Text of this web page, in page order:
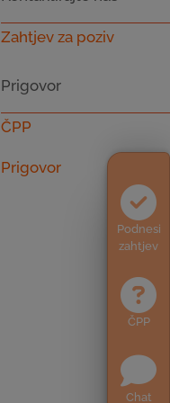
Podnesi
zahtjev
ČPP
Chat
Zahtjev za poziv
Prigovor
ČPP
Prigovor